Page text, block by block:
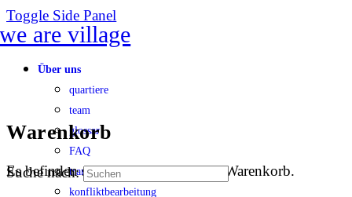
Toggle Side Panel
Über uns
quartiere
team
glossar
FAQ
transparenz
konfliktbearbeitung
Warenkorb
Es befinden sich keine Produkte im Warenkorb.
Suche nach: